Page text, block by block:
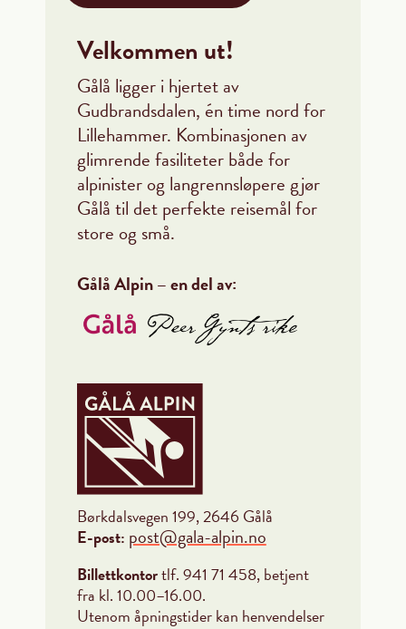
Velkommen ut!
Gålå ligger i hjertet av
Gudbrandsdalen, én time nord for
Lillehammer. Kombinasjonen av
glimrende fasiliteter både for
alpinister og langrennsløpere gjør
Gålå til det perfekte reisemål for
store og små.
Gålå Alpin – en del av:
Børkdalsvegen 199, 2646 Gålå
E-post: post@gala-alpin.no
Billettkontortlf. 941 71 458, betjent
fra kl. 10.00–16.00.
Utenom åpningstider kan henvendelser